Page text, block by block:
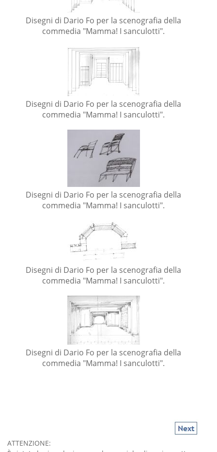
Disegni di Dario Fo per la scenografia della
commedia "Mamma! I sanculotti".
Disegni di Dario Fo per la scenografia della
commedia "Mamma! I sanculotti".
Disegni di Dario Fo per la scenografia della
commedia "Mamma! I sanculotti".
Disegni di Dario Fo per la scenografia della
commedia "Mamma! I sanculotti".
Disegni di Dario Fo per la scenografia della
commedia "Mamma! I sanculotti".
ATTENZIONE: